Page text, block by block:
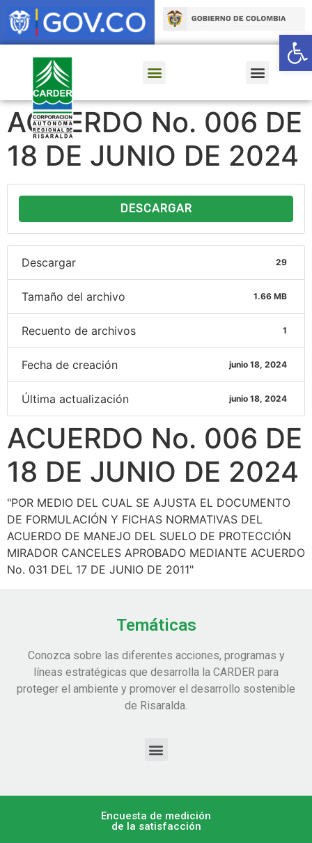
ACUERDO No. 006 DE
18 DE JUNIO DE 2024
DESCARGAR
Descargar 29
Tamaño del archivo 1.66 MB
Recuento de archivos 1
Fecha de creación junio 18, 2024
Última actualización junio 18, 2024
ACUERDO No. 006 DE
18 DE JUNIO DE 2024
"POR MEDIO DEL CUAL SE AJUSTA EL DOCUMENTO
DE FORMULACIÓN Y FICHAS NORMATIVAS DEL
ACUERDO DE MANEJO DEL SUELO DE PROTECCIÓN
MIRADOR CANCELES APROBADO MEDIANTE ACUERDO
No. 031 DEL 17 DE JUNIO DE 2011"
Temáticas
Conozca sobre las diferentes acciones, programas y
líneas estratégicas que desarrolla la CARDER para
proteger el ambiente y promover el desarrollo sostenible
de Risaralda.
Encuesta de medición
de la satisfacción